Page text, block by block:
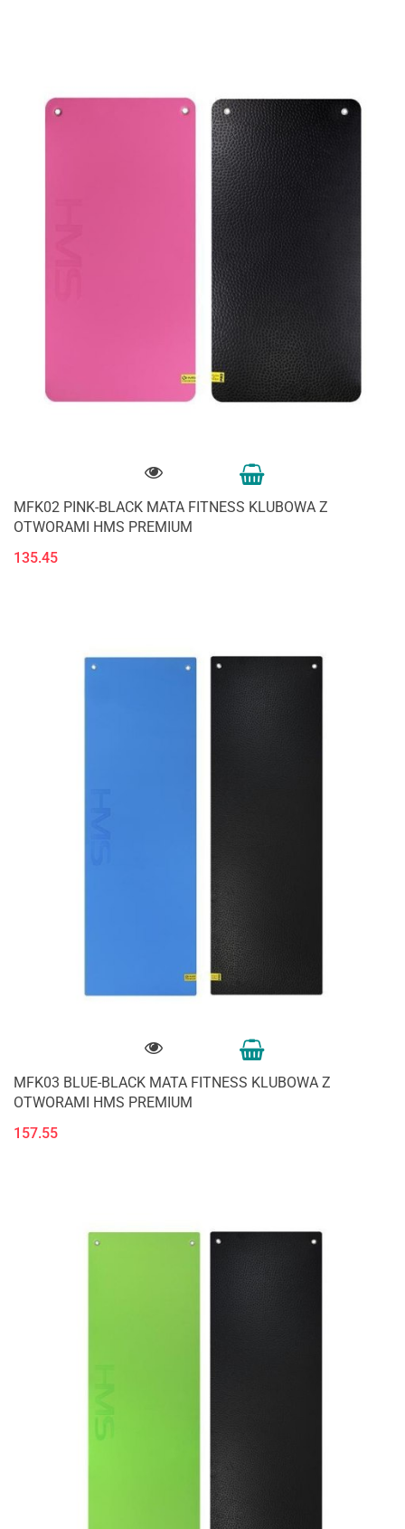
MFK02 PINK-BLACK MATA FITNESS KLUBOWA Z
OTWORAMI HMS PREMIUM
135.45
MFK03 BLUE-BLACK MATA FITNESS KLUBOWA Z
OTWORAMI HMS PREMIUM
157.55